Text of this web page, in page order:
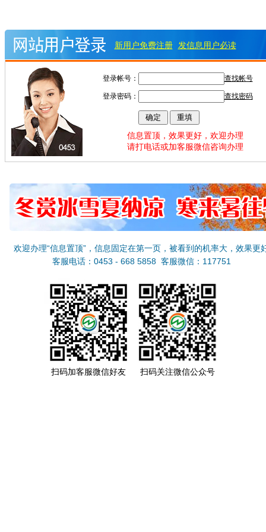
新用户免费注册 发信息用户必读
登录帐号： 查找帐号
登录密码： 查找密码
信息置顶，效果更好，欢迎办理
请打电话或加客服微信咨询办理
欢迎办理“信息置顶”，信息固定在第一页，被看到的机率大，效果更
客服电话：0453 - 668 5858 客服微信：117751
扫码加客服微信好友 扫码关注微信公众号